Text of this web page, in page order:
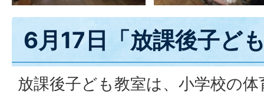
6月17日「放課後子ど
放課後子ども教室は、小学校の